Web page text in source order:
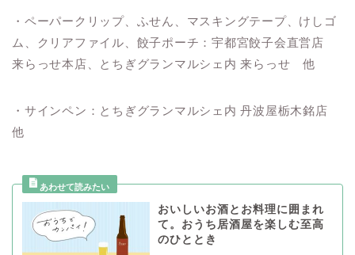
・ペーパークリップ、ふせん、マスキングテープ、けしゴ
ム、クリアファイル、餃子ポーチ：宇都宮餃子会直営店
来らっせ本店、とちぎグランマルシェ内 来らっせ 他
・サインペン：とちぎグランマルシェ内 丹波屋栃木銘店
他
おいしいお酒とお料理に囲まれ
て。おうち居酒屋を楽しむ至高
のひととき